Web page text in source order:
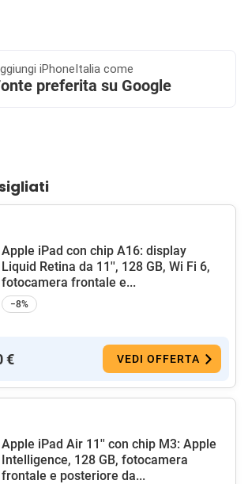
iPhoneItalia come
preferita su Google
Apple iPad con chip A16: display
Liquid Retina da 11'', 128 GB, Wi Fi 6,
fotocamera frontale e...
−8%
€ VEDI OFFERTA
Apple iPad Air 11'' con chip M3: Apple
Intelligence, 128 GB, fotocamera
frontale e posteriore da...